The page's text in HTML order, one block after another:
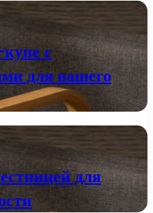
с
для вашего
для